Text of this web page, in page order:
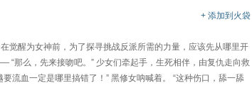
+ 添加到火袋
觉醒为女神前，为了探寻挑战反派所需的力量，应该先从哪里开
那么，先来接吻吧。” 少女们牵起手，生死相伴，由复仇走向救
流血一定是哪里搞错了！” 黑修女呐喊着。 “这种伤口，舔一舔